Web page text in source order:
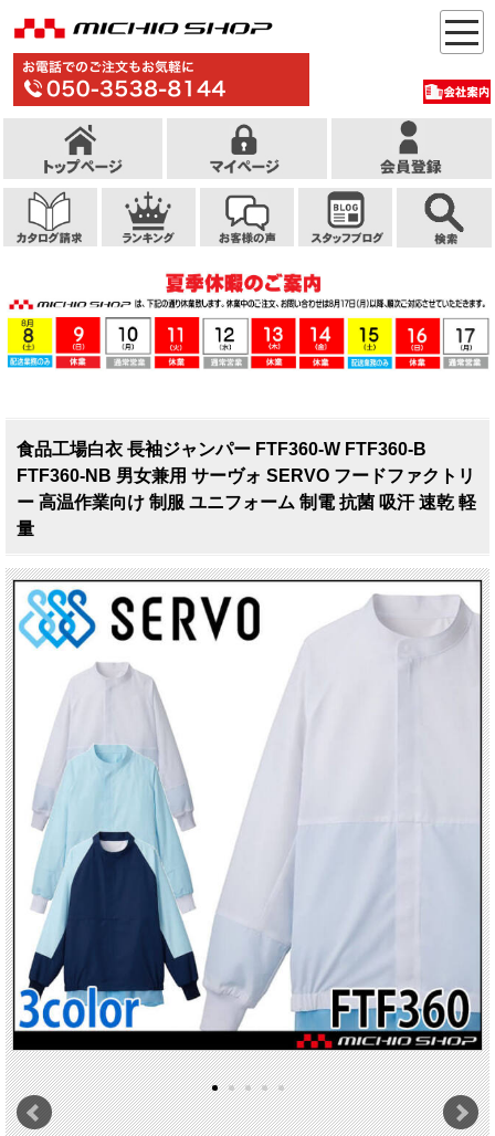
食品工場白衣 長袖ジャンパー FTF360-W FTF360-B
FTF360-NB 男女兼用 サーヴォ SERVO フードファクトリ
ー 高温作業向け 制服 ユニフォーム 制電 抗菌 吸汗 速乾 軽
量